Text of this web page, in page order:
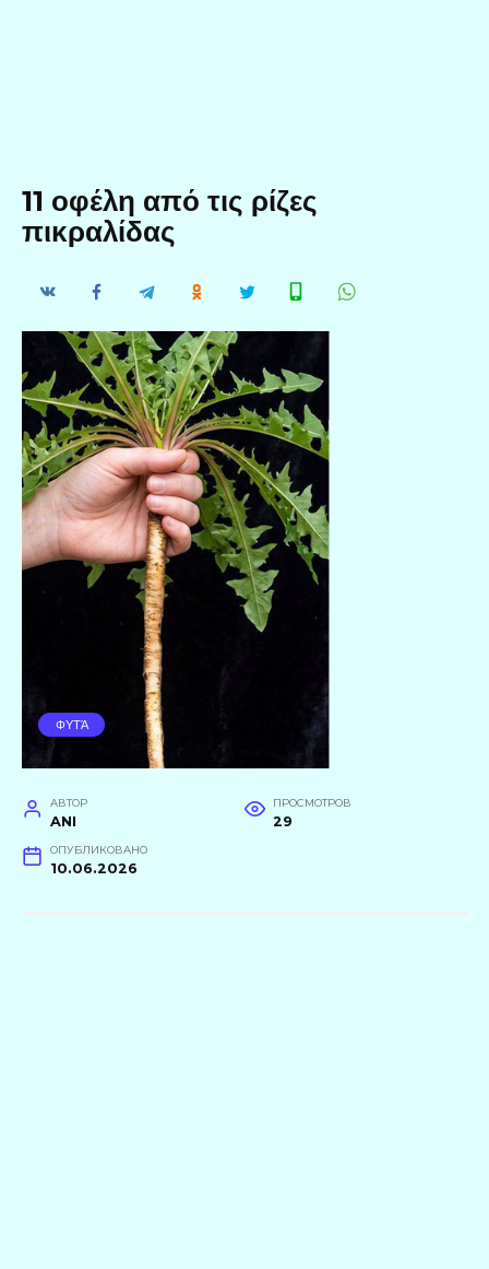
11 οφέλη από τις ρίζες
πικραλίδας
ΦΥΤΆ
АВТОР
ANI
ПРОСМОТРОВ
29
ОПУБЛИКОВАНО
10.06.2026